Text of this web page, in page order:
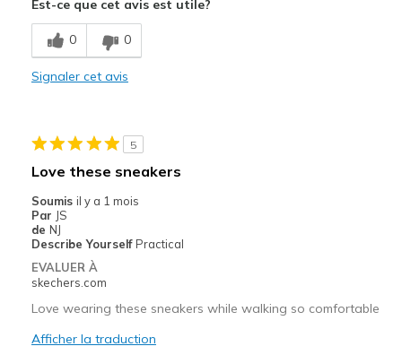
Breathe Well
Comfortable
Les meilleures utilisations
Width
Sizing
Feels true to size
View On Shoes
Est-ce que cet avis est utile?
0 0
Signaler cet avis
5
Love these sneakers
Soumis il y a 1 mois
Par JS
de NJ
Describe Yourself Practical
EVALUER À
skechers.com
Love wearing these sneakers while walking so comfortable
Afficher la traduction